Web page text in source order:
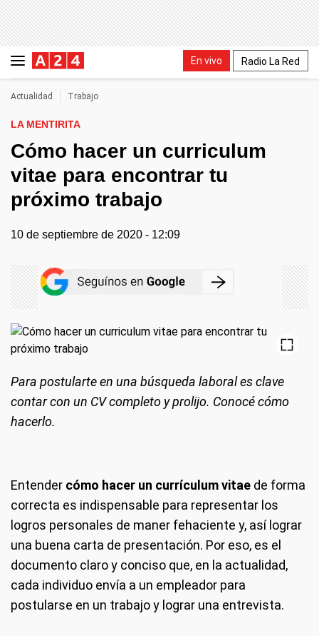
En vivo Radio La Red
Actualidad Trabajo
LA MENTIRITA
Cómo hacer un curriculum
vitae para encontrar tu
próximo trabajo
10 de septiembre de 2020 - 12:09
Para postularte en una búsqueda laboral es clave
contar con un CV completo y prolijo. Conocé cómo
hacerlo.
Entender cómo hacer un currículum vitae de forma
correcta es indispensable para representar los
logros personales de maner fehaciente y, así lograr
una buena carta de presentación. Por eso, es el
documento claro y conciso que, en la actualidad,
cada individuo envía a un empleador para
postularse en un trabajo y lograr una entrevista.